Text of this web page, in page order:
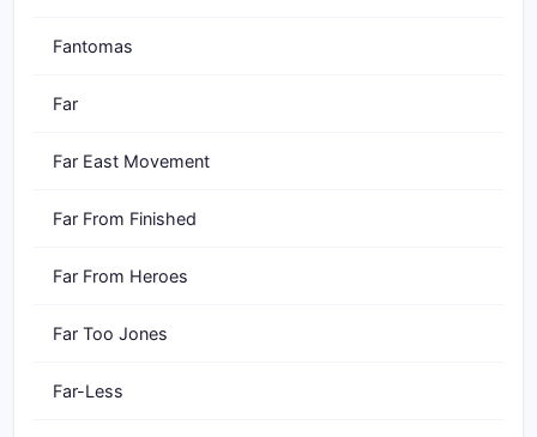
Fantomas
Far
Far East Movement
Far From Finished
Far From Heroes
Far Too Jones
Far-Less